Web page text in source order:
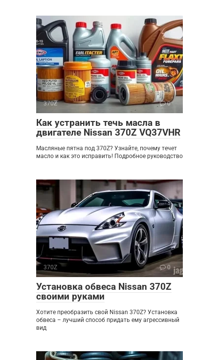
370Z 0
Как устранить течь масла в
двигателе Nissan 370Z VQ37VHR
Масляные пятна под 370Z? Узнайте, почему течет
масло и как это исправить! Подробное руководство
370Z 0
Установка обвеса Nissan 370Z
своими руками
Хотите преобразить свой Nissan 370Z? Установка
обвеса – лучший способ придать ему агрессивный
вид